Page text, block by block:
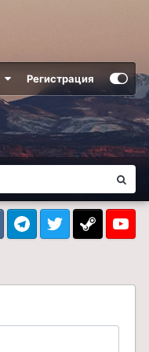
Регистрация
TelegramTwitter Steam